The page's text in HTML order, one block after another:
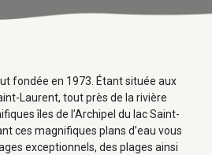
fondée en 1973. Étant située aux
Laurent, tout près de la rivière
îles de l’Archipel du lac Saint-
ces magnifiques plans d’eau vous
exceptionnels, des plages ainsi